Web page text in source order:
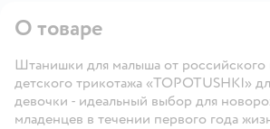
О товаре
Штанишки для малыша от российского
детского трикотажа «TOPOTUSHKI»
девочки - идеальный выбор для
младенцев в течении первого года